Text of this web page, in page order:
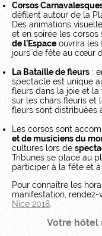
Corsos
défilent autour de la
Des animations
et en soirée les corsos
de l’Espace ouvrira les
jours de fête au cœur
La Bataille de fleurs :
spectacle est unique
fleurs dans la joie et
sur les chars fleuris et
fleurs sont distribuées
Les corsos sont
et de musiciens du
cultures lors de
Tribunes se place au
participer à la fête et à
Pour connaître les
manifestation, rendez-
Nice 2018
Votre hôtel